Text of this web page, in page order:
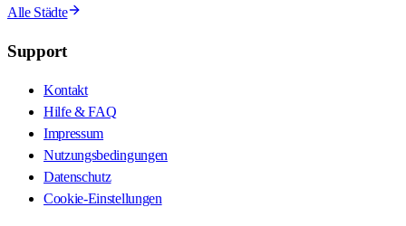
Alle Städte
Support
Kontakt
Hilfe & FAQ
Impressum
Nutzungsbedingungen
Datenschutz
Cookie-Einstellungen